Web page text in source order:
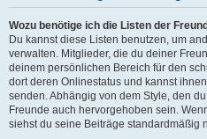
Wozu benötige ich die Listen der
Du kannst diese Listen benutzen, um
verwalten. Mitglieder, die du deiner
deinem persönlichen Bereich für den
dort deren Onlinestatus und kannst
senden. Abhängig von dem Style, den
Freunde auch hervorgehoben sein.
siehst du seine Beiträge standardmäßig